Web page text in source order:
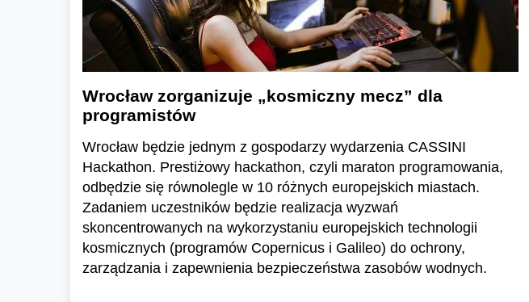
Wrocław zorganizuje „kosmiczny mecz” dla
programistów
Wrocław będzie jednym z gospodarzy wydarzenia CASSINI
Hackathon. Prestiżowy hackathon, czyli maraton programowania,
odbędzie się równolegle w 10 różnych europejskich miastach.
Zadaniem uczestników będzie realizacja wyzwań
skoncentrowanych na wykorzystaniu europejskich technologii
kosmicznych (programów Copernicus i Galileo) do ochrony,
zarządzania i zapewnienia bezpieczeństwa zasobów wodnych.